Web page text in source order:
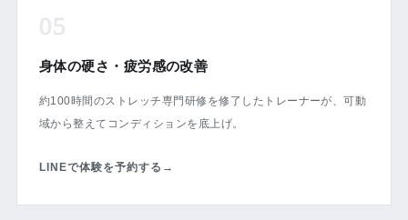
05
身体の硬さ・疲労感の改善
約100時間のストレッチ専門研修を修了したトレーナーが、可動
域から整えてコンディションを底上げ。
LINEで体験を予約する →